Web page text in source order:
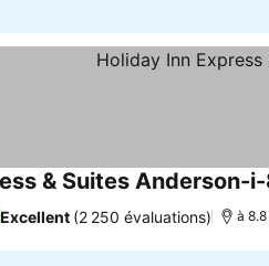
& Suites Anderson-
Excellent (2 250 évaluations) à